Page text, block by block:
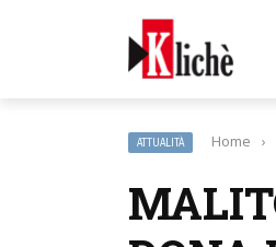
ATTUALITÀ Home ›